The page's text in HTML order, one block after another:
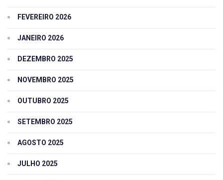
FEVEREIRO 2026
JANEIRO 2026
DEZEMBRO 2025
NOVEMBRO 2025
OUTUBRO 2025
SETEMBRO 2025
AGOSTO 2025
JULHO 2025